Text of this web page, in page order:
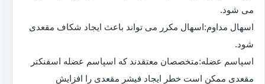
می شود.
اسهال مداوم:اسهال مکرر می تواند باعث ایجاد شکاف مقعدی
شود.
اسپاسم عضله:متخصصان معتقدند که اسپاسم عضله اسفنکتر
مقعدی ممکن است خطر ایجاد فیشر مقعدی را افزایش